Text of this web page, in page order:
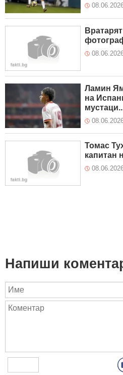
Ламин
на
Томас
капитан
Напиши